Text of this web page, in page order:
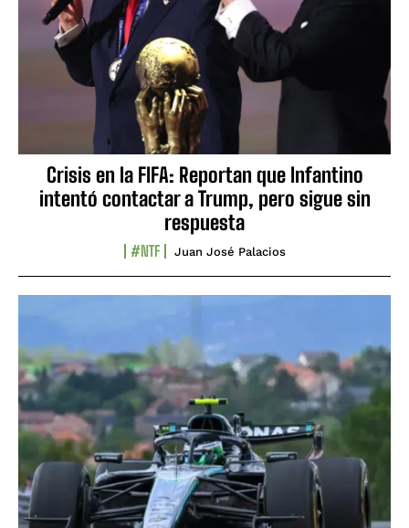
Crisis en la FIFA: Reportan que Infantino
intentó contactar a Trump, pero sigue sin
respuesta
#NTF Juan José Palacios